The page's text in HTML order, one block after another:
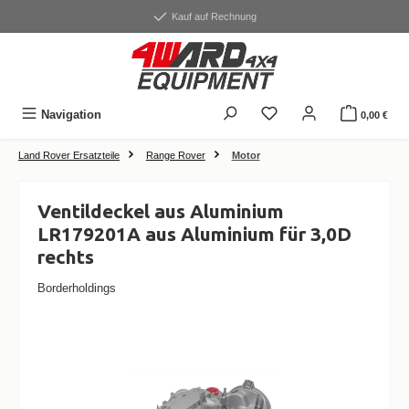
Kauf auf Rechnung
Navigation 0,00 €
Land Rover Ersatzteile Range Rover Motor
Ventildeckel aus Aluminium
LR179201A aus Aluminium für 3,0D
rechts
Borderholdings